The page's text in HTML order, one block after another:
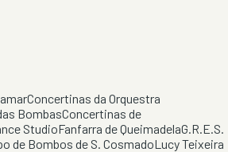
Concertinas da Orquestra
BombasConcertinas de
StudioFanfarra de QueimadelaG.R.E.S.
de Bombos de S. CosmadoLucy Teixeira